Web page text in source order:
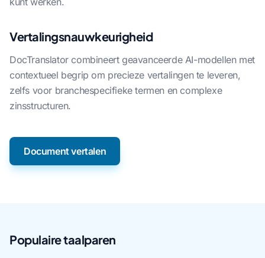
Vertalingsnauwkeurigheid
DocTranslator combineert geavanceerde AI-modellen met
contextueel begrip om precieze vertalingen te leveren,
zelfs voor branchespecifieke termen en complexe
zinsstructuren.
Document vertalen
Populaire taalparen